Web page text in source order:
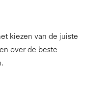
kiezen van de juiste
over de beste